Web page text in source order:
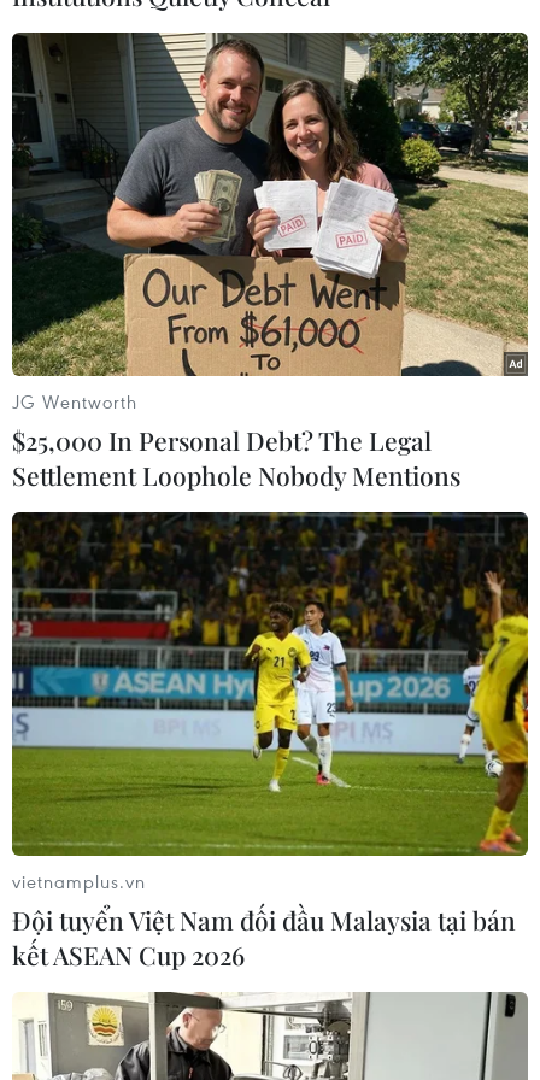
TIN LIÊN QUAN
Khởi tố, bắt tạm giam chủ cơ sở Mầm
Xanh hành hạ trẻ mầm non
28/11/2017 03:55
Viện Kiểm sát Nhân dân Quận 12, Thành phố Hồ Chí
Minh, đã phê chuẩn quyết định khởi tố bị can, bắt tạm
giam bà Phạm Thị Mỹ Linh, sinh năm 1974, chủ cơ sở
mầm non Mầm Xanh về tội "hành hạ người khác."
JG Wentworth
$25,000 In Personal Debt? The Legal
Settlement Loophole Nobody Mentions
vietnamplus.vn
Đội tuyển Việt Nam đối đầu Malaysia tại bán
kết ASEAN Cup 2026